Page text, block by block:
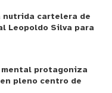
nutrida cartelera de
Leopoldo Silva para
mental protagoniza
pleno centro de